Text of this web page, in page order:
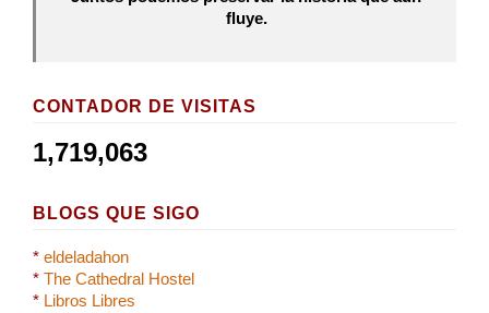
fluye.
CONTADOR DE VISITAS
1,719,063
BLOGS QUE SIGO
* eldeladahon
* The Cathedral Hostel
* Libros Libres